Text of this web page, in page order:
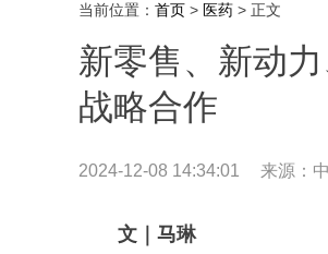
当前位置： 首页 > 医药 > 正文
新零售、新动
战略合作
2024-12-08 14:34:01 来源：
文｜马琳